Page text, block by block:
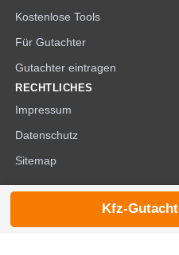
Kostenlose Tools
Für Gutachter
Gutachter eintragen
RECHTLICHES
Impressum
Datenschutz
Sitemap
©
Kfz-